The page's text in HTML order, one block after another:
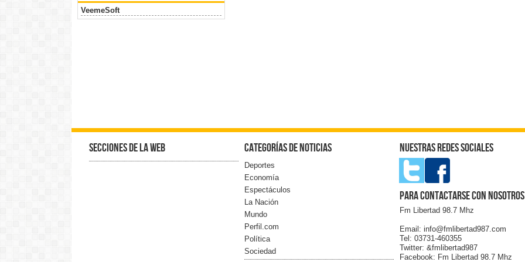
VeemeSoft
Secciones de la web Categorías de noticias
Deportes
Economía
Espectáculos
La Nación
Mundo
Perfil.com
Política
Sociedad
Nuestras redes sociales
Para contactarse con nosotros
Fm Libertad 98.7 Mhz
Email: info@fmlibertad987.com
Tel: 03731-460355
Twitter: &fmlibertad987
Facebook: Fm Libertad 98.7 Mhz